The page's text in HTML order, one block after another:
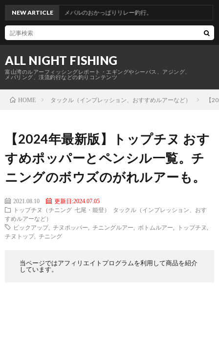
ALL NIGHT FISHING
富山湾のルアーフィッシングレポート・エギングやシーバス、アジング、
メバリング、渓流釣行などの釣りコンテンツ
NEW ARTICLE
、メバルのおかっぱりリレー釣行。
HOME タックル（インプレッション、おすすめルアーなど） 【
【2024年最新版】トップチヌ おす
すめポッパーとペンシル一覧。チ
ニングのボウズのがれルアーも。
2021.08.10
更新日:2024.07.05
トップチヌ（チニング 七尾・能登）
タックル（インプレッション、おす
すめルアーなど）
ピックアップ, チヌポッパー チニングルアー ボトムルアー トップチヌ
チヌトップ, チニング
当ページではアフィリエイトプログラムを利用して商品を紹介
しています。